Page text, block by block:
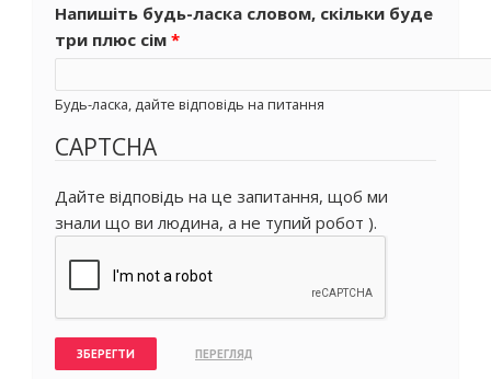
Напишіть будь-ласка словом, скільки буде
три плюс сім *
Будь-ласка, дайте відповідь на питання
CAPTCHA
Дайте відповідь на це запитання, щоб ми
знали що ви людина, а не тупий робот ).